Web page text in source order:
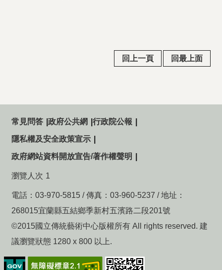
回上一頁 回最上面
常見問答 政府公共網 行政院公報
隱私權及安全政策宣示
政府網站資料開放宣告/著作權聲明
瀏覽人次 1
電話：03-970-5815 / 傳真：03-960-5237 / 地址：
268015宜蘭縣五結鄉季新村五濱路二段201號
©2015國立傳統藝術中心版權所有 All rights reserved. 建
議瀏覽狀態 1280 x 800 以上.